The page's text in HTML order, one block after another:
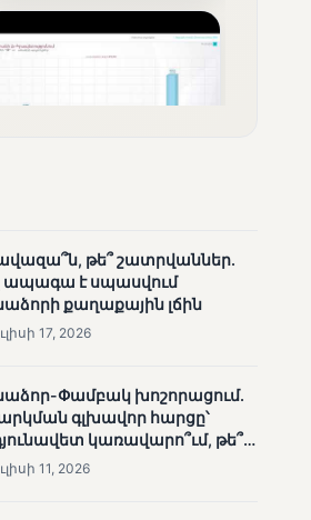
Քվեարկության
արդյունքները․ ՈՒՂԻՂ
թե՞ շատրվաններ.
ապագա է սպասվում
քաղաքային լճին
17, 2026
Փամբակ խոշորացում.
գլխավոր հարցը՝
կառավարո՞ւմ, թե՞
նպատակ
11, 2026